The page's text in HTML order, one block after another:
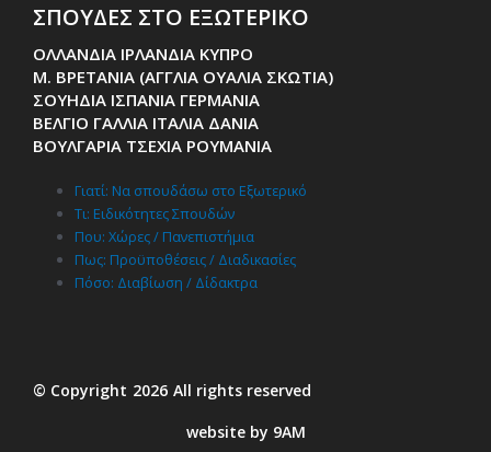
ΣΠΟΥΔΕΣ ΣΤΟ ΕΞΩΤΕΡΙΚΟ
ΟΛΛΑΝΔΙΑ ΙΡΛΑΝΔΙΑ ΚΥΠΡΟ
Μ. ΒΡΕΤΑΝΙΑ (ΑΓΓΛΙΑ ΟΥΑΛΙΑ ΣΚΩΤΙΑ)
ΣΟΥΗΔΙΑ ΙΣΠΑΝΙΑ ΓΕΡΜΑΝΙΑ
ΒΕΛΓΙΟ ΓΑΛΛΙΑ ΙΤΑΛΙΑ ΔΑΝΙΑ
ΒΟΥΛΓΑΡΙΑ ΤΣΕΧΙΑ ΡΟΥΜΑΝΙΑ
Γιατί: Nα σπουδάσω στο Εξωτερικό
Τι: Ειδικότητες Σπουδών
Που: Χώρες / Πανεπιστήμια
Πως: Προϋποθέσεις / Διαδικασίες
Πόσο: Διαβίωση / Δίδακτρα
© Copyright 2026 All rights reserved
website by 9AM